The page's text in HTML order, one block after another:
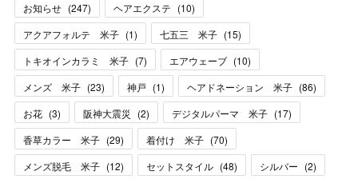
お知らせ (247) ヘアエクステ (10)
アクアフォルテ 米子 (1) 七五三 米子 (15)
トキオインカラミ 米子 (7) エアウェーブ (10)
メンズ 米子 (23) 神戸 (1) ヘアドネーション 米子 (86)
お花 (3) 阪神大震災 (2) デジタルパーマ 米子 (17)
香草カラー 米子 (29) 着付け 米子 (70)
メンズ脱毛 米子 (12) セットスタイル (48) シルバー (2)